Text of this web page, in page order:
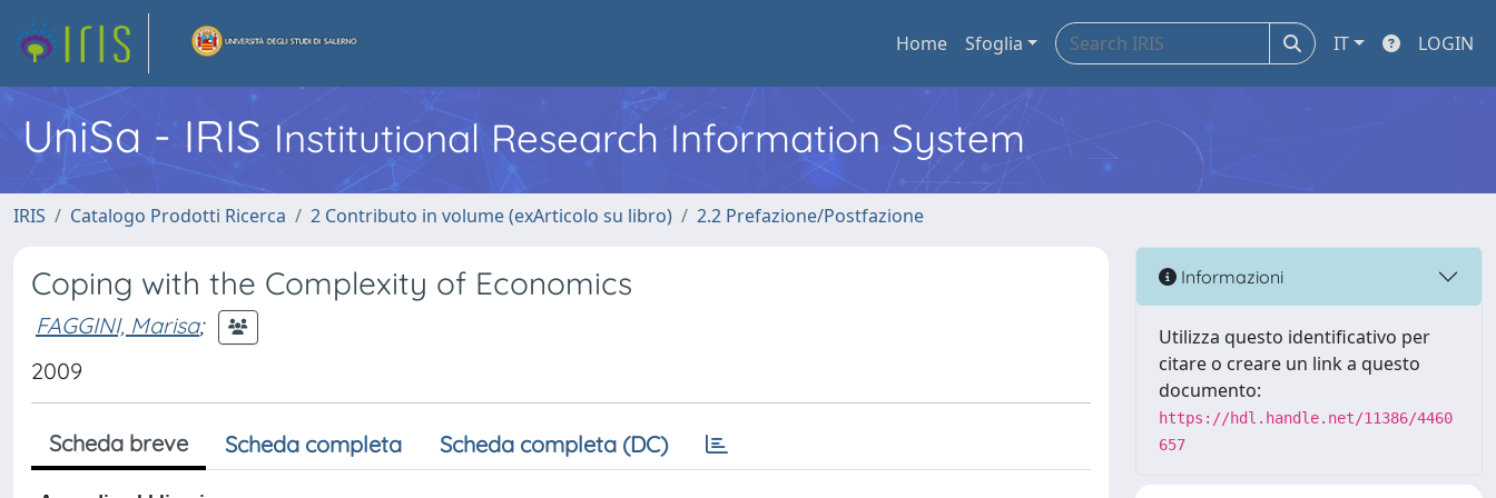
Home Sfoglia IT LOGIN
UniSa - IRIS Institutional Research Information System
IRIS Catalogo Prodotti Ricerca 2 Contributo in volume (exArticolo su libro) 2.2 Prefazione/Postfazione
Coping with the Complexity of Economics
FAGGINI, Marisa;
2009
Scheda breve Scheda completa Scheda completa (DC)
Informazioni
Utilizza questo identificativo per
citare o creare un link a questo
documento:
https://hdl.handle.net/11386/4460
657